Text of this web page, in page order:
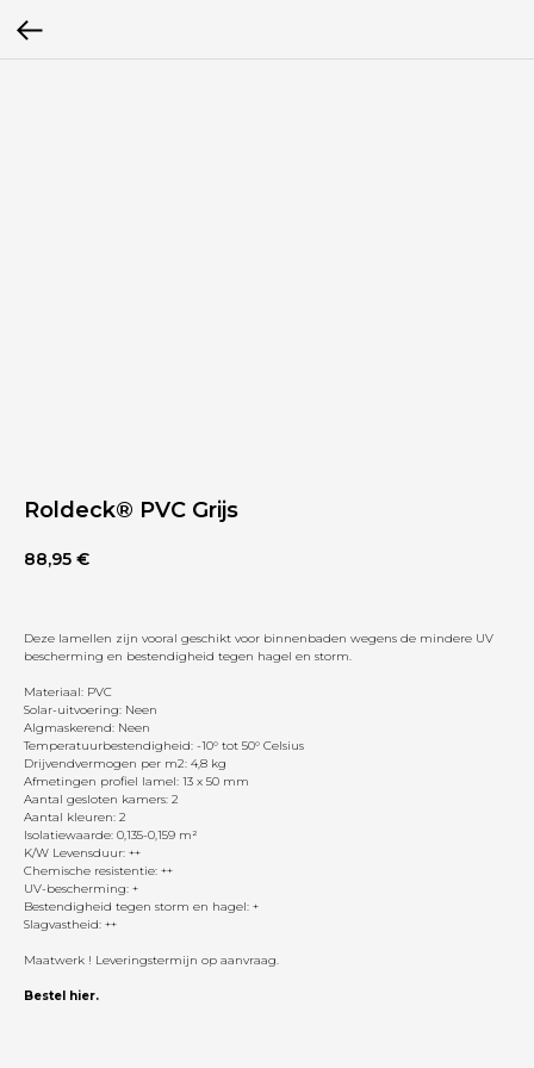
Roldeck® PVC Grijs
88,95 €
Deze lamellen zijn vooral geschikt voor binnenbaden wegens de mindere UV
bescherming en bestendigheid tegen hagel en storm.
Materiaal: PVC
Solar-uitvoering: Neen
Algmaskerend: Neen
Temperatuurbestendigheid: -10° tot 50° Celsius
Drijvendvermogen per m2: 4,8 kg
Afmetingen profiel lamel: 13 x 50 mm
Aantal gesloten kamers: 2
Aantal kleuren: 2
Isolatiewaarde: 0,135-0,159 m²
K/W Levensduur: ++
Chemische resistentie: ++
UV-bescherming: +
Bestendigheid tegen storm en hagel: +
Slagvastheid: ++
Maatwerk ! Leveringstermijn op aanvraag.
Bestel hier.